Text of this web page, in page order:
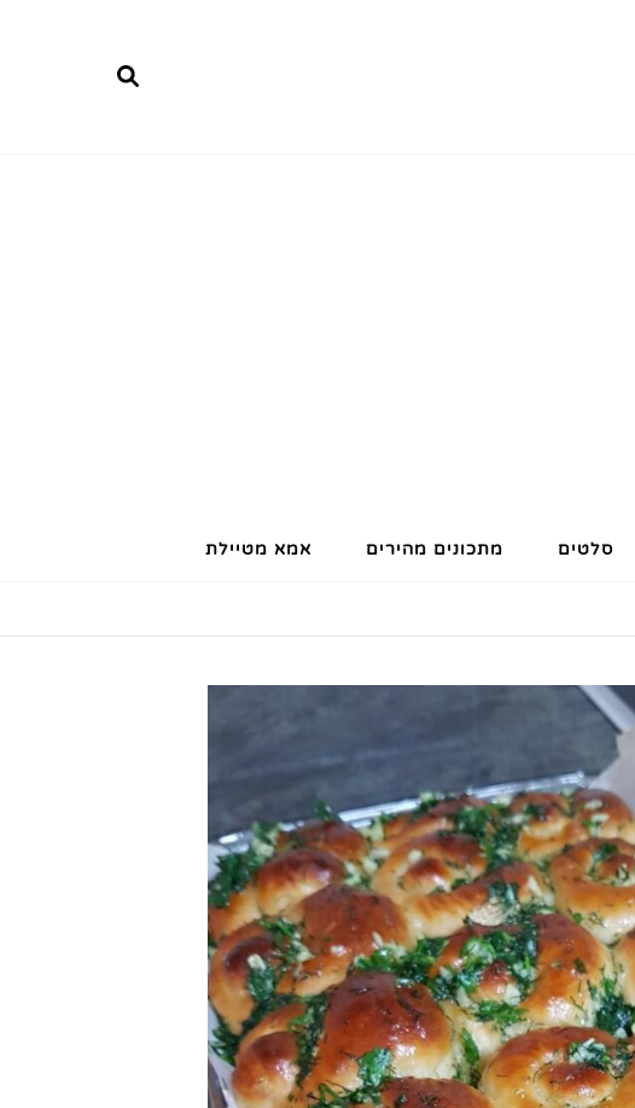
סלטים מתכונים מהירים אמא מטיילת